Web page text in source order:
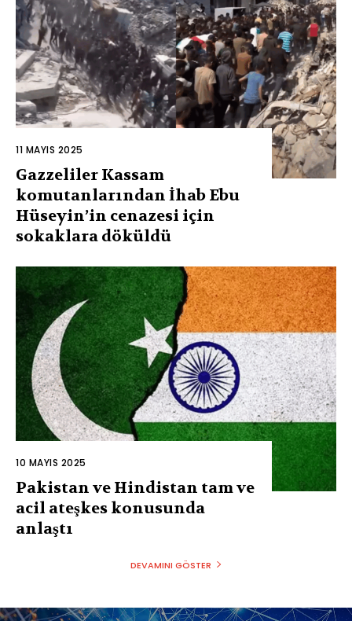
11 MAYIS 2025
Gazzeliler Kassam
komutanlarından İhab Ebu
Hüseyin’in cenazesi için
sokaklara döküldü
10 MAYIS 2025
Pakistan ve Hindistan tam ve
acil ateşkes konusunda
anlaştı
DEVAMINI GÖSTER